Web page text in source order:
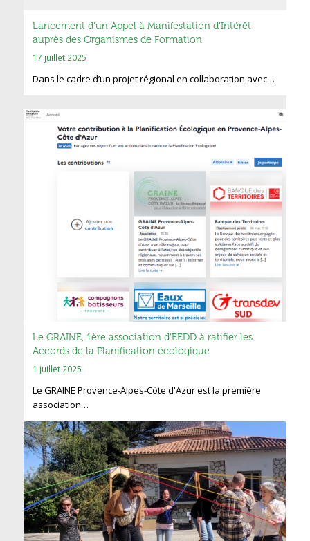
Lancement d’un Appel à Manifestation d’Intérêt
auprès des Organismes de Formation
17 juillet 2025
Dans le cadre d’un projet régional en collaboration avec…
Le GRAINE, 1ère association d’EEDD à ratifier les
Accords de la Planification écologique
1 juillet 2025
Le GRAINE Provence-Alpes-Côte d'Azur est la première
association…